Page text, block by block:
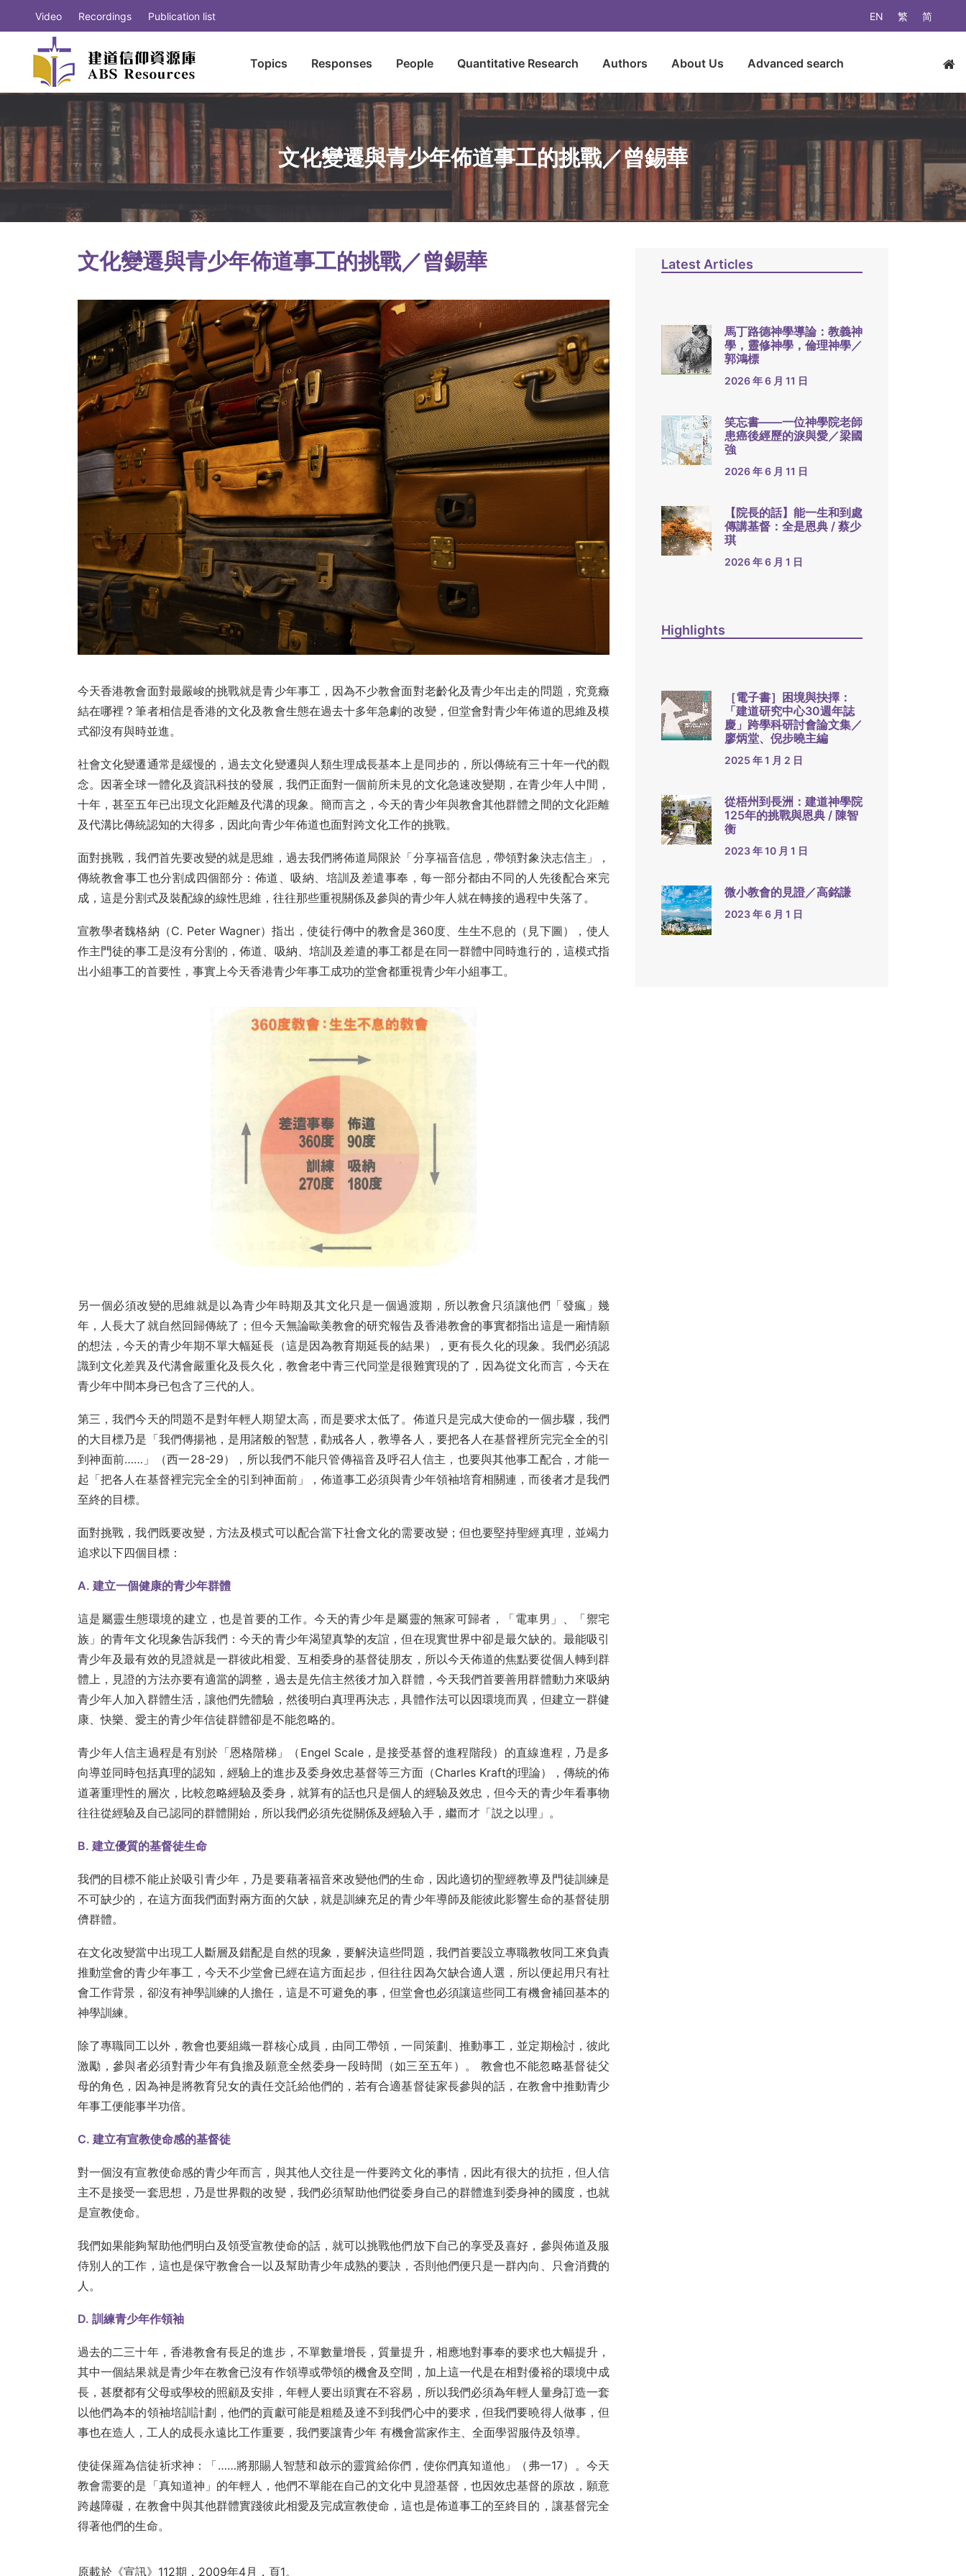
EN 繁 简
Video Recordings Publication list
Topics Responses People Quantitative Research Authors About Us Advanced search
文化變遷與青少年佈道事工的挑戰／曾錫華
文化變遷與青少年佈道事工的挑戰／曾錫華
今天香港教會面對最嚴峻的挑戰就是青少年事工，因為不少教會面對老齡化及青少年出走的問題，究竟癥
結在哪裡？筆者相信是香港的文化及教會生態在過去十多年急劇的改變，但堂會對青少年佈道的思維及模
式卻沒有與時並進。
社會文化變遷通常是緩慢的，過去文化變遷與人類生理成長基本上是同步的，所以傳統有三十年一代的觀
念。因著全球一體化及資訊科技的發展，我們正面對一個前所未見的文化急速改變期，在青少年人中間，
十年，甚至五年已出現文化距離及代溝的現象。簡而言之，今天的青少年與教會其他群體之間的文化距離
及代溝比傳統認知的大得多，因此向青少年佈道也面對跨文化工作的挑戰。
面對挑戰，我們首先要改變的就是思維，過去我們將佈道局限於「分享福音信息，帶領對象決志信主」，
傳統教會事工也分割成四個部分：佈道、吸納、培訓及差遣事奉，每一部分都由不同的人先後配合來完
成，這是分割式及裝配線的線性思維，往往那些重視關係及參與的青少年人就在轉接的過程中失落了。
宣教學者魏格納（C. Peter Wagner）指出，使徒行傳中的教會是360度、生生不息的（見下圖），使人
作主門徒的事工是沒有分割的，佈道、吸納、培訓及差遣的事工都是在同一群體中同時進行的，這模式指
出小組事工的首要性，事實上今天香港青少年事工成功的堂會都重視青少年小組事工。
另一個必須改變的思維就是以為青少年時期及其文化只是一個過渡期，所以教會只須讓他們「發瘋」幾
年，人長大了就自然回歸傳統了；但今天無論歐美教會的研究報告及香港教會的事實都指出這是一廂情願
的想法，今天的青少年期不單大幅延長（這是因為教育期延長的結果），更有長久化的現象。我們必須認
識到文化差異及代溝會嚴重化及長久化，教會老中青三代同堂是很難實現的了，因為從文化而言，今天在
青少年中間本身已包含了三代的人。
第三，我們今天的問題不是對年輕人期望太高，而是要求太低了。佈道只是完成大使命的一個步驟，我們
的大目標乃是「我們傳揚祂，是用諸般的智慧，勸戒各人，教導各人，要把各人在基督裡所完完全全的引
到神面前……」（西一28-29），所以我們不能只管傳福音及呼召人信主，也要與其他事工配合，才能一
起「把各人在基督裡完完全全的引到神面前」，佈道事工必須與青少年領袖培育相關連，而後者才是我們
至終的目標。
面對挑戰，我們既要改變，方法及模式可以配合當下社會文化的需要改變；但也要堅持聖經真理，並竭力
追求以下四個目標：
A. 建立一個健康的青少年群體
這是屬靈生態環境的建立，也是首要的工作。今天的青少年是屬靈的無家可歸者，「電車男」、「禦宅
族」的青年文化現象告訴我們：今天的青少年渴望真摯的友誼，但在現實世界中卻是最欠缺的。最能吸引
青少年及最有效的見證就是一群彼此相愛、互相委身的基督徒朋友，所以今天佈道的焦點要從個人轉到群
體上，見證的方法亦要有適當的調整，過去是先信主然後才加入群體，今天我們首要善用群體動力來吸納
青少年人加入群體生活，讓他們先體驗，然後明白真理再決志，具體作法可以因環境而異，但建立一群健
康、快樂、愛主的青少年信徒群體卻是不能忽略的。
青少年人信主過程是有別於「恩格階梯」（Engel Scale，是接受基督的進程階段）的直線進程，乃是多
向導並同時包括真理的認知，經驗上的進步及委身效忠基督等三方面（Charles Kraft的理論），傳統的佈
道著重理性的層次，比較忽略經驗及委身，就算有的話也只是個人的經驗及效忠，但今天的青少年看事物
往往從經驗及自己認同的群體開始，所以我們必須先從關係及經驗入手，繼而才「説之以理」。
B. 建立優質的基督徒生命
我們的目標不能止於吸引青少年，乃是要藉著福音來改變他們的生命，因此適切的聖經教導及門徒訓練是
不可缺少的，在這方面我們面對兩方面的欠缺，就是訓練充足的青少年導師及能彼此影響生命的基督徒朋
儕群體。
在文化改變當中出現工人斷層及錯配是自然的現象，要解決這些問題，我們首要設立專職教牧同工來負責
推動堂會的青少年事工，今天不少堂會已經在這方面起步，但往往因為欠缺合適人選，所以便起用只有社
會工作背景，卻沒有神學訓練的人擔任，這是不可避免的事，但堂會也必須讓這些同工有機會補回基本的
神學訓練。
除了專職同工以外，教會也要組織一群核心成員，由同工帶領，一同策劃、推動事工，並定期檢討，彼此
激勵，參與者必須對青少年有負擔及願意全然委身一段時間（如三至五年）。 教會也不能忽略基督徒父
母的角色，因為神是將教育兒女的責任交託給他們的，若有合適基督徒家長參與的話，在教會中推動青少
年事工便能事半功倍。
C. 建立有宣教使命感的基督徒
對一個沒有宣教使命感的青少年而言，與其他人交往是一件要跨文化的事情，因此有很大的抗拒，但人信
主不是接受一套思想，乃是世界觀的改變，我們必須幫助他們從委身自己的群體進到委身神的國度，也就
是宣教使命。
我們如果能夠幫助他們明白及領受宣教使命的話，就可以挑戰他們放下自己的享受及喜好，參與佈道及服
侍別人的工作，這也是保守教會合一以及幫助青少年成熟的要訣，否則他們便只是一群內向、只會消費的
人。
D. 訓練青少年作領袖
過去的二三十年，香港教會有長足的進步，不單數量增長，質量提升，相應地對事奉的要求也大幅提升，
其中一個結果就是青少年在教會已沒有作領導或帶領的機會及空間，加上這一代是在相對優裕的環境中成
長，甚麼都有父母或學校的照顧及安排，年輕人要出頭實在不容易，所以我們必須為年輕人量身訂造一套
以他們為本的領袖培訓計劃，他們的貢獻可能是粗糙及達不到我們心中的要求，但我們要曉得人做事，但
事也在造人，工人的成長永遠比工作重要，我們要讓青少年 有機會當家作主、全面學習服侍及領導。
使徒保羅為信徒祈求神：「……將那賜人智慧和啟示的靈賞給你們，使你們真知道他」（弗一17）。今天
教會需要的是「真知道神」的年輕人，他們不單能在自己的文化中見證基督，也因效忠基督的原故，願意
跨越障礙，在教會中與其他群體實踐彼此相愛及完成宣教使命，這也是佈道事工的至終目的，讓基督完全
得著他們的生命。
原載於《宣訊》112期，2009年4月，頁1。
Latest Articles
馬丁路德神學導論：教義神
學，靈修神學，倫理神學／
郭鴻標
2026 年 6 月 11 日
笑忘書——一位神學院老師
患癌後經歷的淚與愛／梁國
強
2026 年 6 月 11 日
【院長的話】能一生和到處
傳講基督：全是恩典 / 蔡少
琪
2026 年 6 月 1 日
Highlights
［電子書］困境與抉擇：
「建道研究中心30週年誌
慶」跨學科研討會論文集／
廖炳堂、倪步曉主編
2025 年 1 月 2 日
從梧州到長洲：建道神學院
125年的挑戰與恩典 / 陳智
衡
2023 年 10 月 1 日
微小教會的見證／高銘謙
2023 年 6 月 1 日